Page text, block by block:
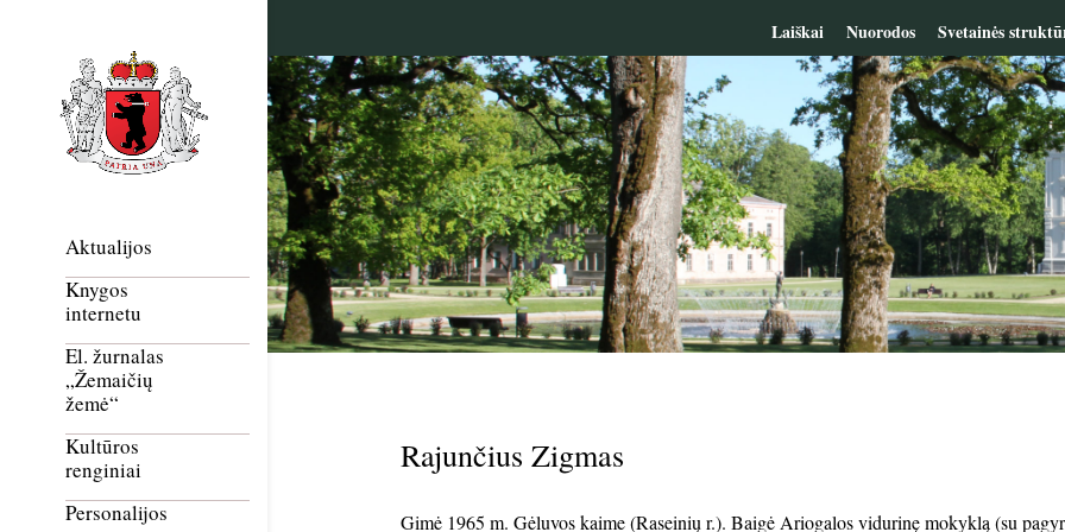
Laiškai Nuorodos Svetainės
Aktualijos
Knygos
internetu
El. žurnalas
„Žemaičių
žemė“
Kultūros
renginiai
Personalijos
Rajunčius Zigmas
Gimė 1965 m. Gėluvos kaime (Raseinių r.). Baigė Ariogalos vidurinę mokyklą (su